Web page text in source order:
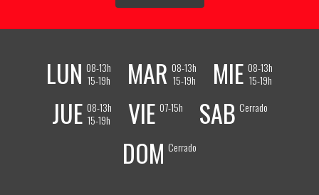
LUN 08-13h
15-19h
MAR 08-13h
15-19h
MIE 08-13h
15-19h
JUE 08-13h
15-19h
VIE 07-15h SAB Cerrado
DOM Cerrado